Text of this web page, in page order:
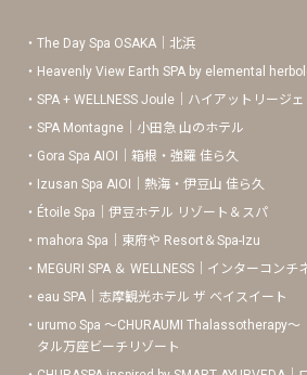
The Day Spa OSAKA｜北浜
Heavenly View Earth SPA by elemental
SPA + WELLNESS Joule｜ハイアットリージ
SPA Montagne｜小田急 山のホテル
Gora Spa AIOI｜箱根・強羅 佳ら久
Izusan Spa AIOI｜熱海・伊豆山 佳ら久
Étoile Spa｜伊豆ホテル リゾート＆スパ
mahora Spa｜東府や Resort＆Spa-Izu
MEGURI SPA ＆ WELLNESS｜インターコン
eau SPA｜志摩観光ホテル ザ ベイスイート
urumo Spa 〜CHURAUMI Thalassotherapy〜
タル万座ビーチリゾート